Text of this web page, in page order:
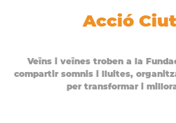
Acció
Veïns i veïnes troben a la
compartir somnis i lluites,
per transformar i